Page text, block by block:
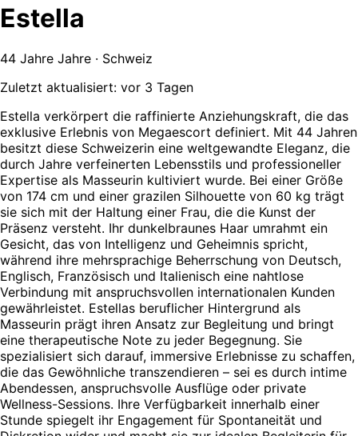
Estella
44 Jahre Jahre · Schweiz
Zuletzt aktualisiert: vor 3 Tagen
Estella verkörpert die raffinierte Anziehungskraft, die das
exklusive Erlebnis von Megaescort definiert. Mit 44 Jahren
besitzt diese Schweizerin eine weltgewandte Eleganz, die
durch Jahre verfeinerten Lebensstils und professioneller
Expertise als Masseurin kultiviert wurde. Bei einer Größe
von 174 cm und einer grazilen Silhouette von 60 kg trägt
sie sich mit der Haltung einer Frau, die die Kunst der
Präsenz versteht. Ihr dunkelbraunes Haar umrahmt ein
Gesicht, das von Intelligenz und Geheimnis spricht,
während ihre mehrsprachige Beherrschung von Deutsch,
Englisch, Französisch und Italienisch eine nahtlose
Verbindung mit anspruchsvollen internationalen Kunden
gewährleistet. Estellas beruflicher Hintergrund als
Masseurin prägt ihren Ansatz zur Begleitung und bringt
eine therapeutische Note zu jeder Begegnung. Sie
spezialisiert sich darauf, immersive Erlebnisse zu schaffen,
die das Gewöhnliche transzendieren – sei es durch intime
Abendessen, anspruchsvolle Ausflüge oder private
Wellness-Sessions. Ihre Verfügbarkeit innerhalb einer
Stunde spiegelt ihr Engagement für Spontaneität und